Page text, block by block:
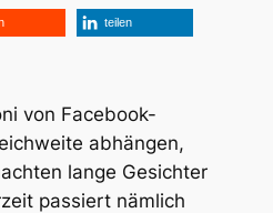
teilen
von Facebook-
abhängen,
lange Gesichter
passiert nämlich